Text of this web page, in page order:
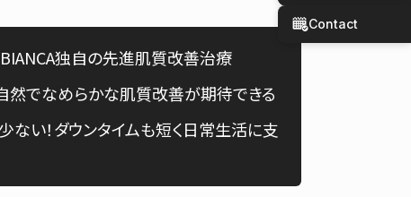
独自の先進肌質改善治療
然でなめらかな肌質改善が期待できる
い！ダウンタイムも短く日常生活に支
Spanish
Contact